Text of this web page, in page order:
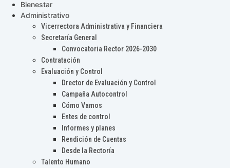
Bienestar
Administrativo
Vicerrectora Administrativa y Financiera
Secretaría General
Convocatoria Rector 2026-2030
Contratación
Evaluación y Control
Drector de Evaluación y Control
Campaña Autocontrol
Cómo Vamos
Entes de control
Informes y planes
Rendición de Cuentas
Desde la Rectoría
Talento Humano